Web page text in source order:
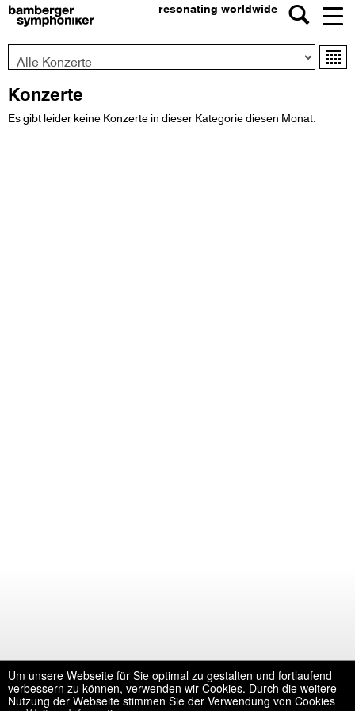
Um unsere Webseite für Sie optimal zu gestalten und fortlaufend
verbessern zu können, verwenden wir Cookies. Durch die weitere
Nutzung der Webseite stimmen Sie der Verwendung von Cookies
resonating worldwide
Konzert-
Typ
Konzerte
Es gibt leider keine Konzerte in dieser Kategorie diesen Monat.